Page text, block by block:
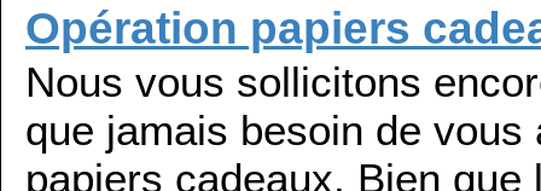
Opération papiers
Nous vous sollicitons
que jamais besoin de vous
papiers cadeaux. Bien que